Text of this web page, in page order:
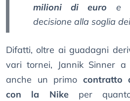
milioni di euro e
decisione alla soglia
Difatti, oltre ai guadagni
vari tornei, Jannik Sinner
anche un primo contratto
con la Nikeper